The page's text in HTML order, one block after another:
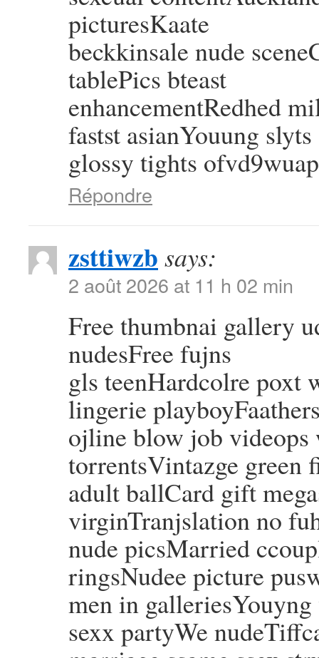
picturesKaate
beckkinsale nude
tablePics bteast
enhancementRedhed
fastst asianYouung slyts
glossy tights
Répondre
zsttiwzb says:
2 août 2026 at 11 h 02 min
Free thumbnai gallery
nudesFree fujns
gls teenHardcolre poxt
lingerie
ojline blow job
torrentsVintazge green
adult ballCard gift
virginTranjslation no
nude picsMarried
ringsNudee picture
men in
sexx partyWe